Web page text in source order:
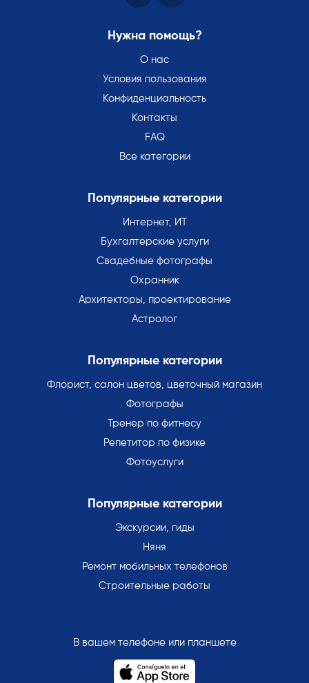
Нужна помощь?
О нас
Условия пользования
Конфиденциальность
Контакты
FAQ
Все категории
Популярные категории
Интернет, ИТ
Бухгалтерские услуги
Свадебные фотографы
Охранник
Архитекторы, проектирование
Астролог
Популярные категории
Флорист, салон цветов, цветочный магазин
Фотографы
Тренер по фитнесу
Репетитор по физике
Фотоуслуги
Популярные категории
Экскурсии, гиды
Няня
Ремонт мобильных телефонов
Строительные работы
В вашем телефоне или планшете